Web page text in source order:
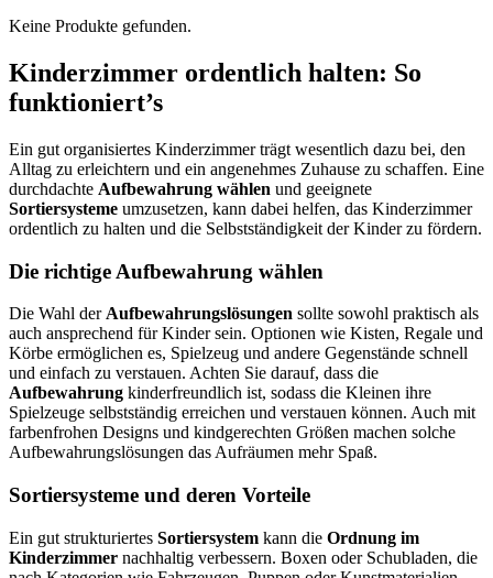
Keine Produkte gefunden.
Kinderzimmer ordentlich halten: So
funktioniert’s
Ein gut organisiertes Kinderzimmer trägt wesentlich dazu bei, den
Alltag zu erleichtern und ein angenehmes Zuhause zu schaffen. Eine
durchdachte Aufbewahrung wählen und geeignete
Sortiersysteme umzusetzen, kann dabei helfen, das Kinderzimmer
ordentlich zu halten und die Selbstständigkeit der Kinder zu fördern.
Die richtige Aufbewahrung wählen
Die Wahl derAufbewahrungslösungen sollte sowohl praktisch als
auch ansprechend für Kinder sein. Optionen wie Kisten, Regale und
Körbe ermöglichen es, Spielzeug und andere Gegenstände schnell
und einfach zu verstauen. Achten Sie darauf, dass die
Aufbewahrung kinderfreundlich ist, sodass die Kleinen ihre
Spielzeuge selbstständig erreichen und verstauen können. Auch mit
farbenfrohen Designs und kindgerechten Größen machen solche
Aufbewahrungslösungen das Aufräumen mehr Spaß.
Sortiersysteme und deren Vorteile
Ein gut strukturiertes Sortiersystem kann die Ordnung im
Kinderzimmer nachhaltig verbessern. Boxen oder Schubladen, die